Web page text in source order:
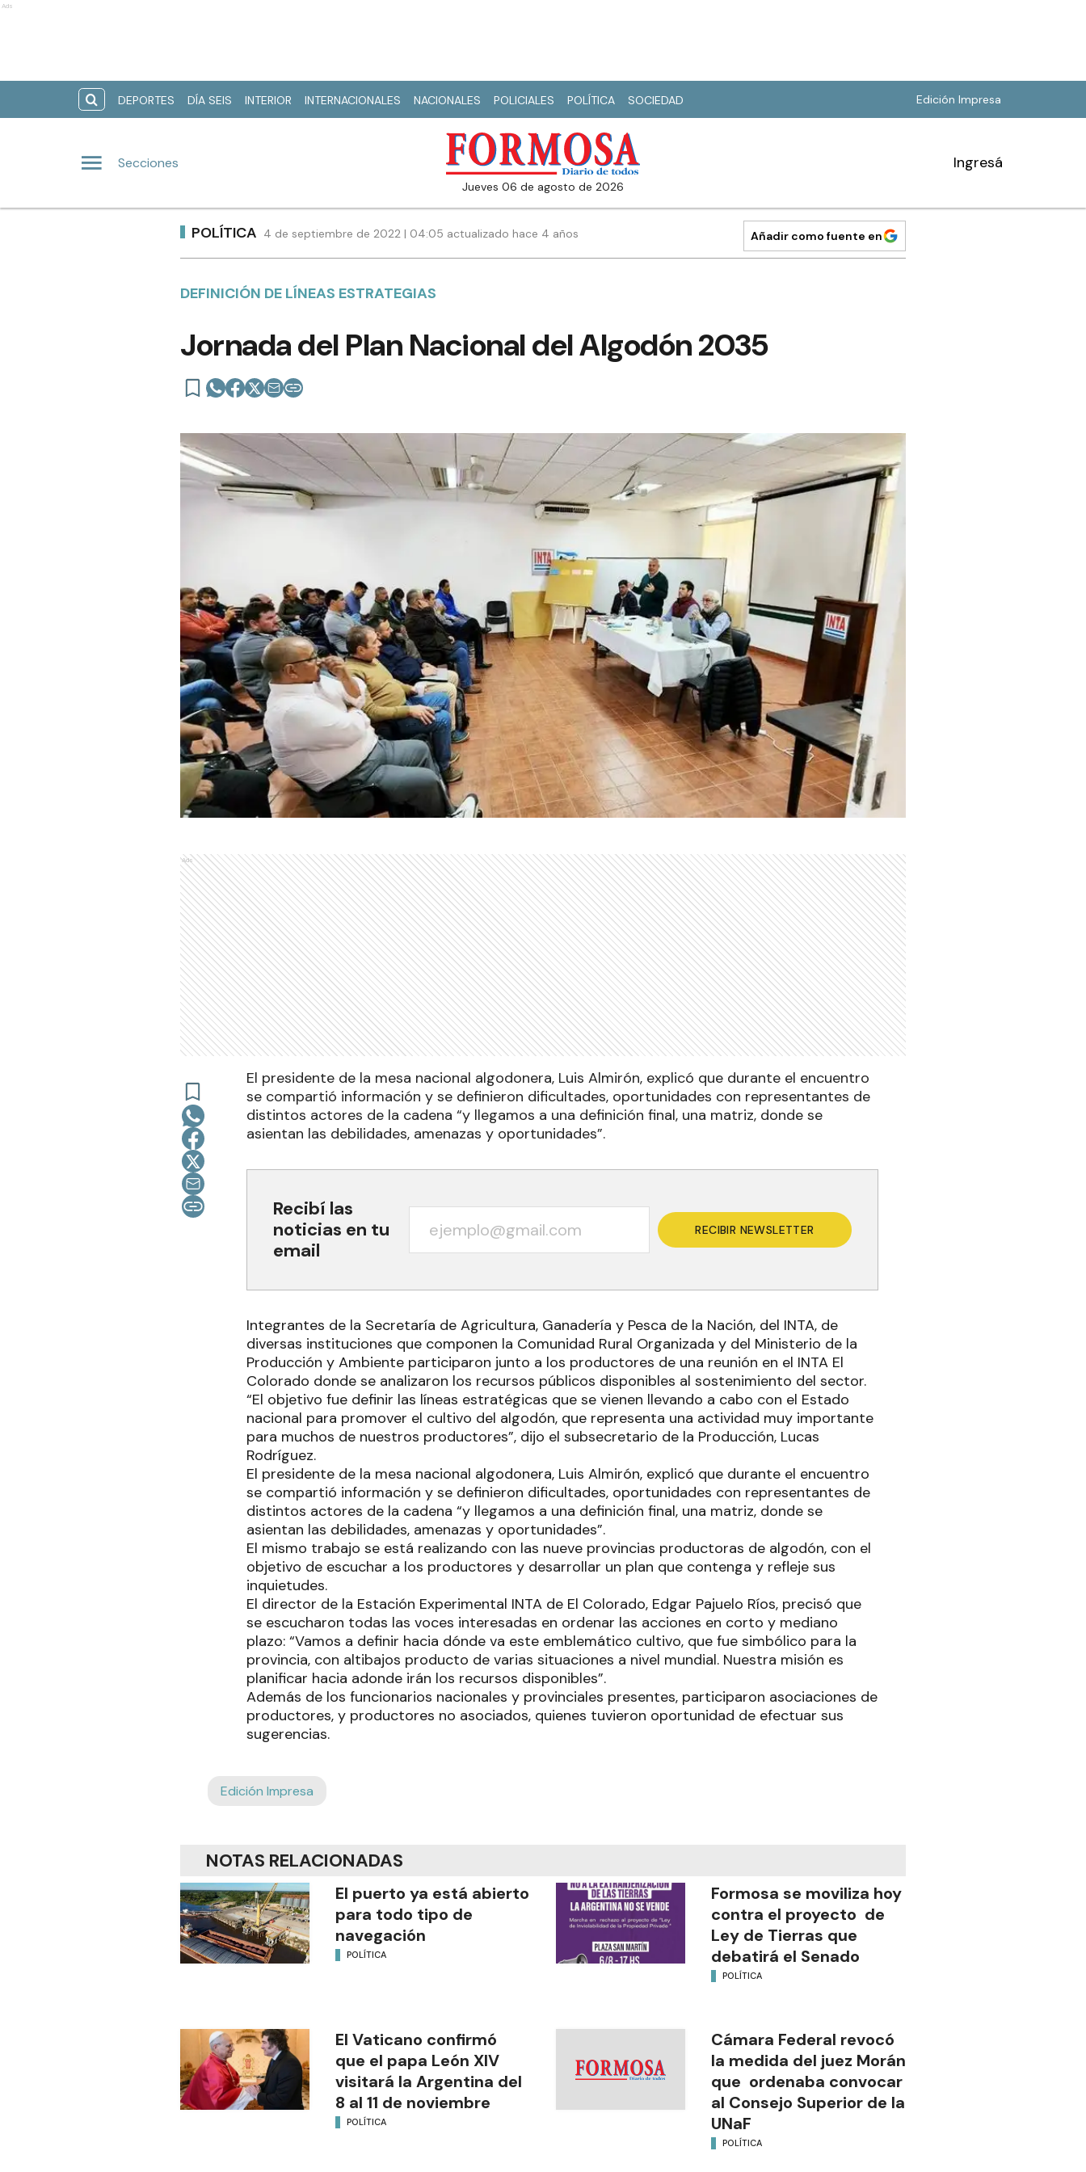
Ads
DEPORTES DÍA SEIS INTERIOR INTERNACIONALES NACIONALES POLICIALES POLÍTICA SOCIEDAD Edición Impresa
Secciones
jueves 06 de agosto de 2026
Ingresá
POLÍTICA 4 de septiembre de 2022 | 04:05 actualizado hace 4 años Añadir como fuente en
DEFINICIÓN DE LÍNEAS ESTRATEGIAS
Jornada del Plan Nacional del Algodón 2035
Ads
El presidente de la mesa nacional algodonera, Luis Almirón, explicó que durante el encuentro
se compartió información y se definieron dificultades, oportunidades con representantes de
distintos actores de la cadena “y llegamos a una definición final, una matriz, donde se
asientan las debilidades, amenazas y oportunidades”.
Recibí las
noticias en tu
email
RECIBIR NEWSLETTER
Integrantes de la Secretaría de Agricultura, Ganadería y Pesca de la Nación, del INTA, de
diversas instituciones que componen la Comunidad Rural Organizada y del Ministerio de la
Producción y Ambiente participaron junto a los productores de una reunión en el INTA El
Colorado donde se analizaron los recursos públicos disponibles al sostenimiento del sector.
“El objetivo fue definir las líneas estratégicas que se vienen llevando a cabo con el Estado
nacional para promover el cultivo del algodón, que representa una actividad muy importante
para muchos de nuestros productores”, dijo el subsecretario de la Producción, Lucas
Rodríguez.
El presidente de la mesa nacional algodonera, Luis Almirón, explicó que durante el encuentro
se compartió información y se definieron dificultades, oportunidades con representantes de
distintos actores de la cadena “y llegamos a una definición final, una matriz, donde se
asientan las debilidades, amenazas y oportunidades”.
El mismo trabajo se está realizando con las nueve provincias productoras de algodón, con el
objetivo de escuchar a los productores y desarrollar un plan que contenga y refleje sus
inquietudes.
El director de la Estación Experimental INTA de El Colorado, Edgar Pajuelo Ríos, precisó que
se escucharon todas las voces interesadas en ordenar las acciones en corto y mediano
plazo: “Vamos a definir hacia dónde va este emblemático cultivo, que fue simbólico para la
provincia, con altibajos producto de varias situaciones a nivel mundial. Nuestra misión es
planificar hacia adonde irán los recursos disponibles”.
Además de los funcionarios nacionales y provinciales presentes, participaron asociaciones de
productores, y productores no asociados, quienes tuvieron oportunidad de efectuar sus
sugerencias.
Edición Impresa
NOTAS RELACIONADAS
El puerto ya está abierto
para todo tipo de
navegación
POLÍTICA
Formosa se moviliza hoy
contra el proyecto de
Ley de Tierras que
debatirá el Senado
POLÍTICA
El Vaticano confirmó
que el papa León XIV
visitará la Argentina del
8 al 11 de noviembre
POLÍTICA
Cámara Federal revocó
la medida del juez Morán
que ordenaba convocar
al Consejo Superior de la
UNaF
POLÍTICA